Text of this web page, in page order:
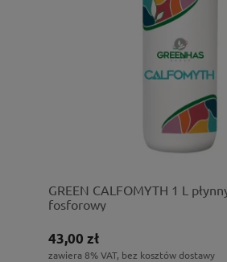
GREEN CALFOMYTH 1 L
fosforowy
43,00 zł
zawiera 8% VAT, bez kosztów dostawy